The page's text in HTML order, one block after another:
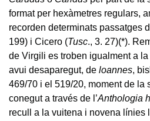
format per hexàmetres regulars,
recorden determinats passatges
199) i Cicero (Tusc., 3. 27)(*).
de Virgili es troben igualment a
avui desaparegut, de loannes,
469/70 i el 519/20, moment de la
conegut a través de l’Anthologia
recull a la vuitena i novena línies